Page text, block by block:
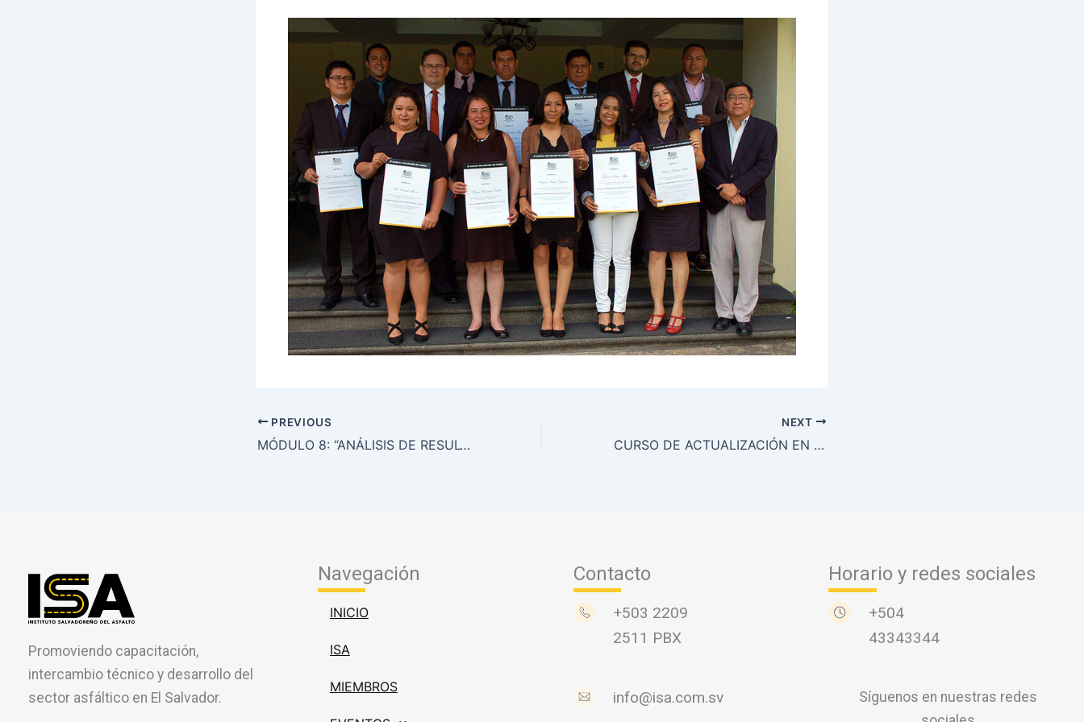
PREVIOUS
MÓDULO 8: “ANÁLISIS DE RESULTADOS DE ENSAYOS A LA MEZCLA (ACEPTACIÓN Y PRESICIÓN)” 02 Y 03 DE FEBRERO 2018
NEXT
CURSO DE ACTUALIZACIÓN EN MEZCLAS ASFÁLTICAS EN CALIENTE 2018
Promoviendo capacitación,
intercambio técnico y desarrollo del
sector asfáltico en El Salvador.
Navegación
INICIO
ISA
MIEMBROS
Contacto
+503 2209
2511 PBX
info@isa.com.sv
Horario y redes sociales
+504
43343344
Síguenos en nuestras redes